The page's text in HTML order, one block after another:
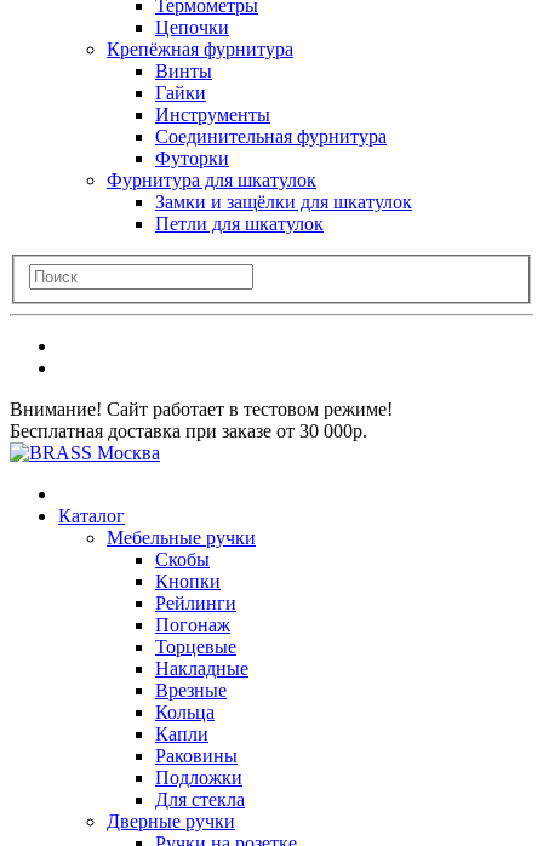
Термометры
Цепочки
Крепёжная фурнитура
Винты
Гайки
Инструменты
Соединительная фурнитура
Футорки
Фурнитура для шкатулок
Замки и защёлки для шкатулок
Петли для шкатулок
Внимание! Сайт работает в тестовом режиме!
Бесплатная доставка при заказе от 30 000р.
Каталог
Мебельные ручки
Скобы
Кнопки
Рейлинги
Погонаж
Торцевые
Накладные
Врезные
Кольца
Капли
Раковины
Подложки
Для стекла
Дверные ручки